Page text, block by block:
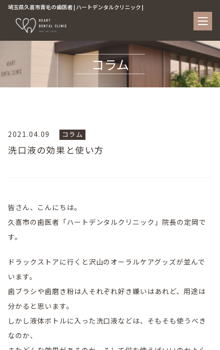
埼玉県久喜市青毛の歯医者 | ハートデンタルクリニック |
コラム
2021.04.09 コラム
洗口液の効果と使い方
皆さん、こんにちは。
久喜市の歯医者「ハートデンタルクリニック」院長の定岡で
す。
ドラックストアに行くと沢山のオーラルケアグッズが並んで
います。
歯ブラシや歯磨き粉は人それぞれ好き嫌いはあれど、用途は
分かると思います。
しかし液体ボトルに入った洗口液などは、そもそも使うべき
なのか、